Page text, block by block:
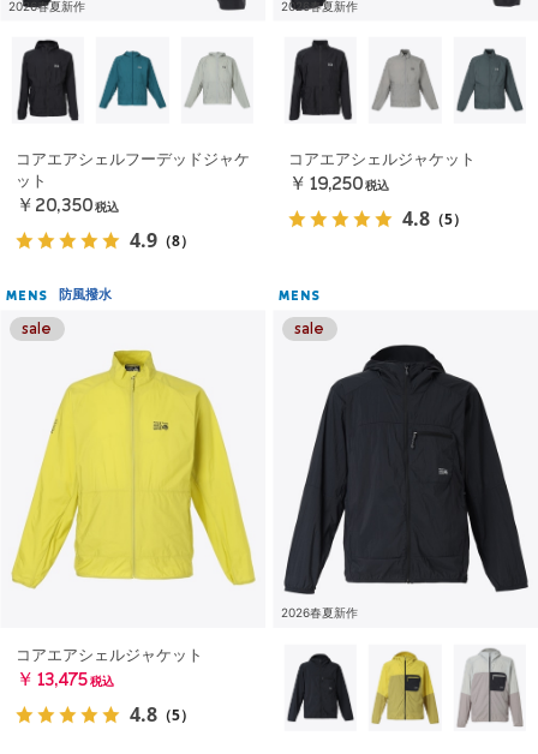
2026春夏新作
コアエアシェルフーデッドジャケ
ット
￥20,350 税込
4.9 （8）
2026春夏新作
コアエアシェルジャケット
￥19,250 税込
4.8 （5）
MENS 防風撥水
コアエアシェルジャケット
￥13,475 税込
4.8 （5）
MENS
2026春夏新作